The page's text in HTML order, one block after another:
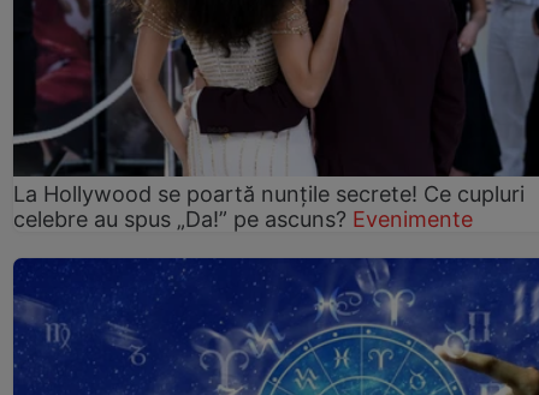
La Hollywood se poartă nunțile secrete! Ce cupluri
celebre au spus „Da!” pe ascuns? Evenimente